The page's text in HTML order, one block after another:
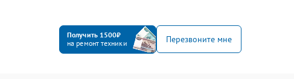
Получить 1500₽
на ремонт техники
Перезвоните мне